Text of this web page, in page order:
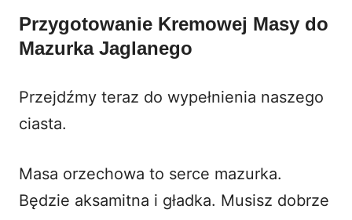
Przygotowanie Kremowej Masy do
Mazurka Jaglanego
Przejdźmy teraz do wypełnienia naszego
ciasta.
Masa orzechowa to serce mazurka.
Będzie aksamitna i gładka. Musisz dobrze